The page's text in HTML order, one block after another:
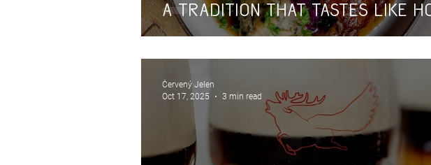
A Tradition That Tastes Like
Červený Jelen
Oct 17, 2025
3 min read